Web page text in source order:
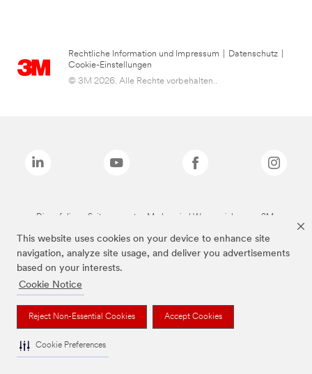
This website uses cookies on your device to enhance site
navigation, analyze site usage, and deliver you advertisements
based on your interests.
Cookie Notice
Reject Non-Essential Cookies Accept Cookies
Cookie Preferences
Rechtliche Information und Impressum Datenschutz
Cookie-Einstellungen
© 3M 2026. Alle Rechte vorbehalten..
Die auf dieser Seite genannten Marken sind Warenzeichen von 3M.